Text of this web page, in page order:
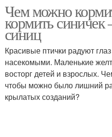
Чем можно
кормить
синиц
Красивые птички радуют
насекомыми. Маленькие
восторг детей и взрослых.
чтобы можно было лишний
крылатых созданий?